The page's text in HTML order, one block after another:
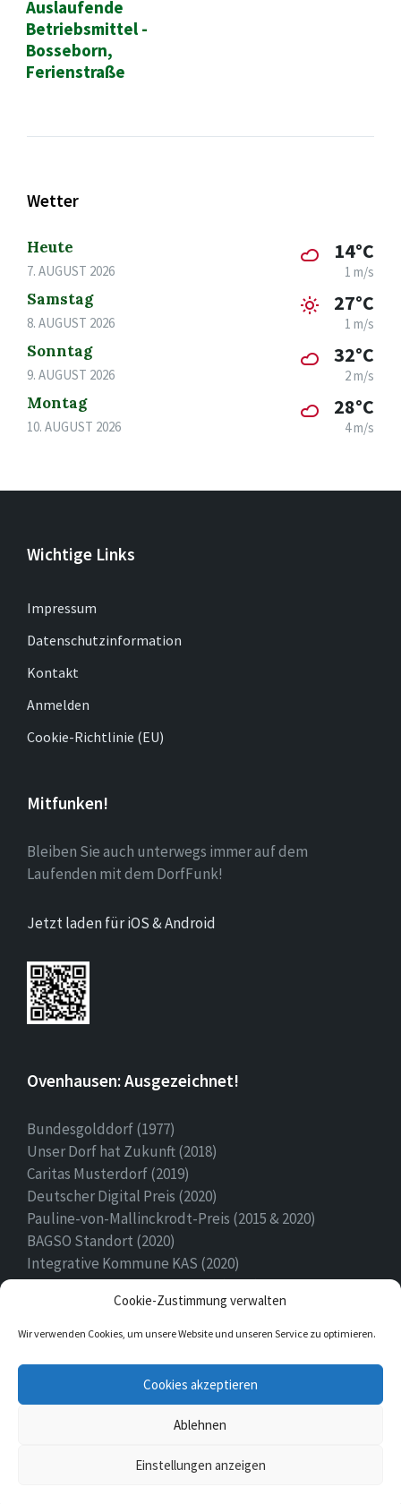
Cookie-Zustimmung verwalten
Wir verwenden Cookies, um unsere Website und unseren Service zu optimieren.
Cookies akzeptieren
Ablehnen
Einstellungen anzeigen
Auslaufende
Betriebsmittel -
Bosseborn,
Ferienstraße
Wetter
Heute
7. AUGUST 2026
14°C
1 m/s
Samstag
8. AUGUST 2026
27°C
1 m/s
Sonntag
9. AUGUST 2026
32°C
2 m/s
Montag
10. AUGUST 2026
28°C
4 m/s
Wichtige Links
Impressum
Datenschutzinformation
Kontakt
Anmelden
Cookie-Richtlinie (EU)
Mitfunken!
Bleiben Sie auch unterwegs immer auf dem
Laufenden mit dem DorfFunk!
Jetzt laden für iOS & Android
Ovenhausen: Ausgezeichnet!
Bundesgolddorf (1977)
Unser Dorf hat Zukunft (2018)
Caritas Musterdorf (2019)
Deutscher Digital Preis (2020)
Pauline-von-Mallinckrodt-Preis (2015 & 2020)
BAGSO Standort (2020)
Integrative Kommune KAS (2020)
Ehrenamtspreis Stadt Höxter (2020)
Heimatpreis (2022)
Facebook Twitter